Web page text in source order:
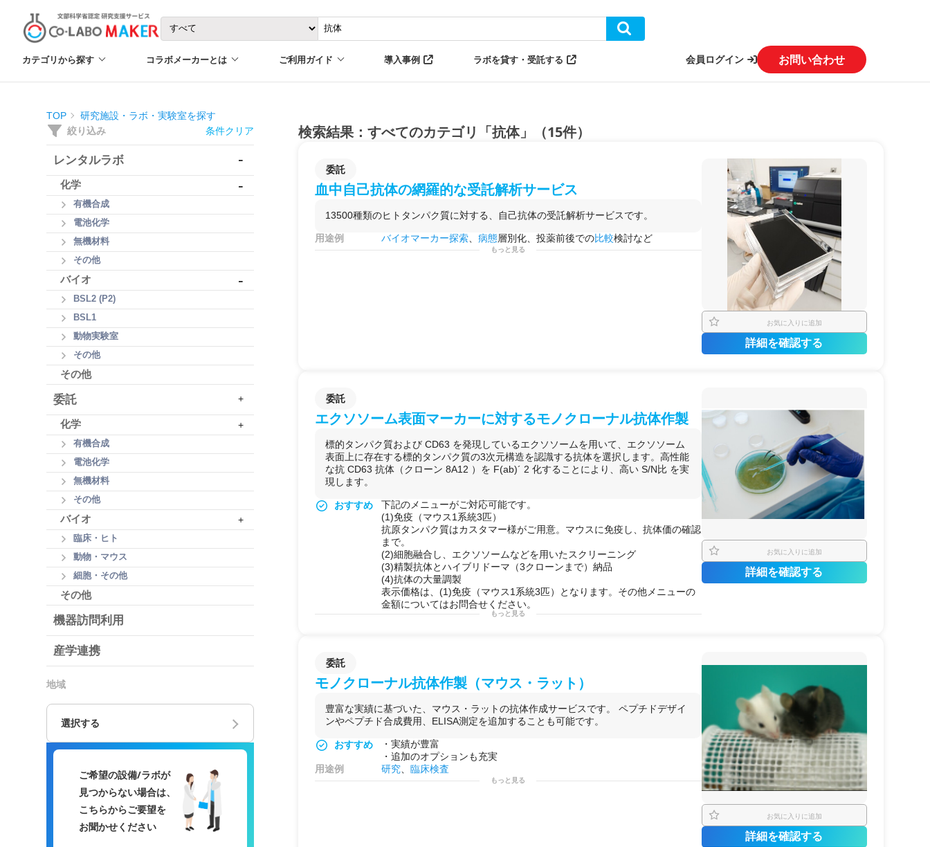
カテゴリから探す コラボメーカーとは ご利用ガイド 導入事例 ラボを貸す・受託する 会員ログイン お問い合わせ
TOP 研究施設・ラボ・実験室を探す
絞り込み 条件クリア
レンタルラボ -
化学 -
有機合成
電池化学
無機材料
その他
バイオ -
BSL2 (P2)
BSL1
動物実験室
その他
その他
委託 +
化学 +
有機合成
電池化学
無機材料
その他
バイオ +
臨床・ヒト
動物・マウス
細胞・その他
その他
機器訪問利用
産学連携
地域
選択する
ご希望の設備/ラボが
見つからない場合は、
こちらからご要望を
お聞かせください
検索結果：すべてのカテゴリ「抗体」（15件）
委託
血中自己抗体の網羅的な受託解析サービス
13500種類のヒトタンパク質に対する、自己抗体の受託解析サービスです。
用途例 バイオマーカー探索 、病態層別化、投薬前後での比較検討など
もっと見る
お気に入りに追加
詳細を確認する
委託
エクソソーム表面マーカーに対するモノクローナル抗体作製
標的タンパク質および CD63 を発現しているエクソソームを用いて、エクソソーム
表面上に存在する標的タンパク質の3次元構造を認識する抗体を選択します。高性能
な抗 CD63 抗体（クローン 8A12 ）を F(ab)´ 2 化することにより、高い S/N比 を実
現します。
おすすめ
下記のメニューがご対応可能です。
(1)免疫（マウス1系統3匹）
抗原タンパク質はカスタマー様がご用意。マウスに免疫し、抗体価の確認
まで。
(2)細胞融合し、エクソソームなどを用いたスクリーニング
(3)精製抗体とハイブリドーマ（3クローンまで）納品
(4)抗体の大量調製
表示価格は、(1)免疫（マウス1系統3匹）となります。その他メニューの
金額についてはお問合せください。
用途例
エクソソーム表面上に存在する標的タンパク質の3次元構造を認識する抗
もっと見る
お気に入りに追加
詳細を確認する
委託
モノクローナル抗体作製（マウス・ラット）
豊富な実績に基づいた、マウス・ラットの抗体作成サービスです。 ペプチドデザイ
ンやペプチド合成費用、ELISA測定を追加することも可能です。
おすすめ
・実績が豊富
・追加のオプションも充実
用途例
研究 、臨床検査
もっと見る
お気に入りに追加
詳細を確認する